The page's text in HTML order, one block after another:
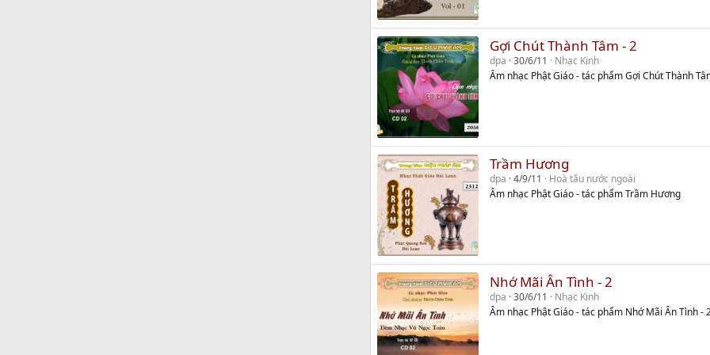
Gợi Chút Thành Tâm - 2
dpa 30/6/11
Nhạc Kinh
Âm nhạc Phật Giáo - tác phẩm Gợi Chút Thành
Trầm Hương
dpa 4/9/11
Hoà tấu nước ngoài
Âm nhạc Phật Giáo - tác phẩm Trầm Hương
Nhớ Mãi Ân Tình - 2
dpa 30/6/11
Nhạc Kinh
Âm nhạc Phật Giáo - tác phẩm Nhớ Mãi Ân Tình -